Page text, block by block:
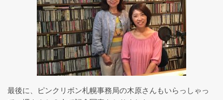
リストラティ部：養成生フォロー
アップ
乳がんのためのヨガ
最後に、ピンクリボン札幌事務局の木原さんもいらっしゃっ